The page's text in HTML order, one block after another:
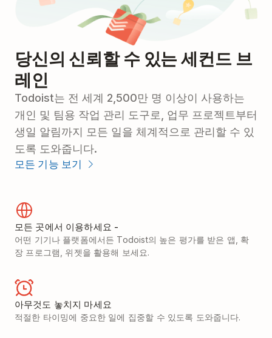
당신의 신뢰할 수 있는 세컨드 브
레인
Todoist는 전 세계 2,500만 명 이상이 사용하는
개인 및 팀용 작업 관리 도구로, 업무 프로젝트부터
생일 알림까지 모든 일을 체계적으로 관리할 수 있
도록 도와줍니다.
모든 기능 보기
모든 곳에서 이용하세요 -
어떤 기기나 플랫폼에서든 Todoist의 높은 평가를 받은 앱, 확
장 프로그램, 위젯을 활용해 보세요.
아무것도 놓치지 마세요
적절한 타이밍에 중요한 일에 집중할 수 있도록 도와줍니다.